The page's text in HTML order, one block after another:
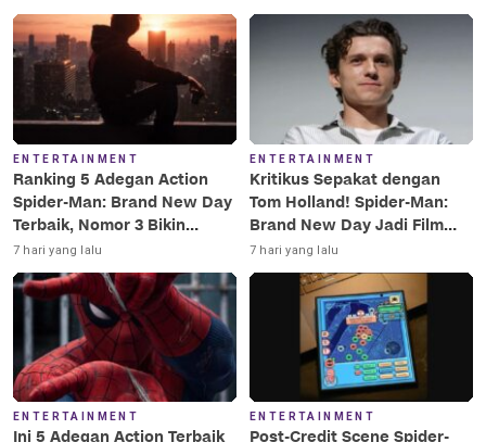
ENTERTAINMENT
Ranking 5 Adegan Action
Spider-Man: Brand New Day
Terbaik, Nomor 3 Bikin
Terkesima!
7 hari yang lalu
ENTERTAINMENT
Kritikus Sepakat dengan
Tom Holland! Spider-Man:
Brand New Day Jadi Film
Terbaik Era MCU
7 hari yang lalu
ENTERTAINMENT
Ini 5 Adegan Action Terbaik
ENTERTAINMENT
Post-Credit Scene Spider-